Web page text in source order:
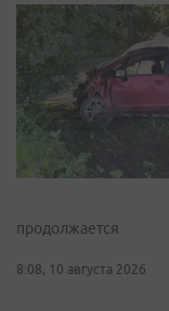
продолжается
8:08, 10 августа 2026